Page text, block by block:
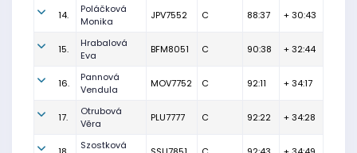
14.
Poláčková
Monika
JPV7552 C 88:37 + 30:43
15.
Hrabalová
Eva
BFM8051 C 90:38 + 32:44
16.
Pannová
Vendula
MOV7752 C 92:11 + 34:17
17.
Otrubová
Věra
PLU7777 C 92:22 + 34:28
Szostková